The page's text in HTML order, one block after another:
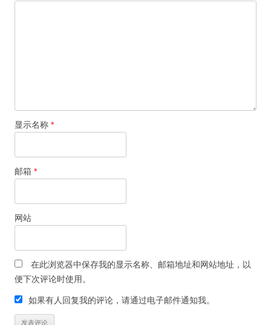
显示名称 *
邮箱 *
网站
在此浏览器中保存我的显示名称、邮箱地址和网站地址，以
便下次评论时使用。
如果有人回复我的评论，请通过电子邮件通知我。